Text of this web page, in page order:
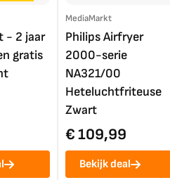
- 2 jaar
gratis
MediaMarkt
Philips Airfryer
2000-serie
NA321/00
Heteluchtfriteuse
Zwart
€ 109,99
Bekijk deal